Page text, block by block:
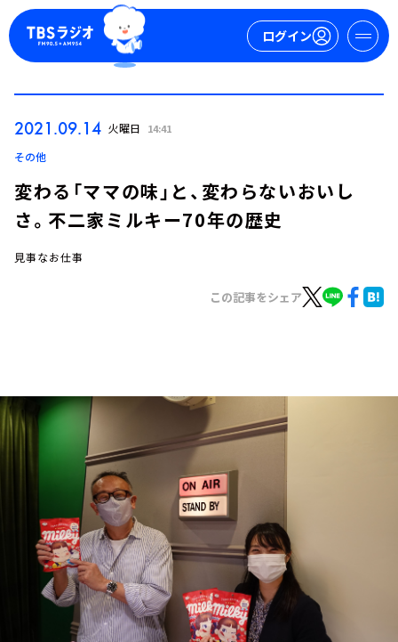
ログイン
お知らせ
イベント・グッズ
YouTube
会社情報
2021.09.14 火曜日 14:41
その他
変わる「ママの味」と、変わらないおいし
さ。不二家ミルキー70年の歴史
見事なお仕事
この記事をシェア